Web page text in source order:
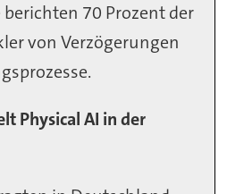
70 Prozent der
von Verzögerungen
Physical AI in der